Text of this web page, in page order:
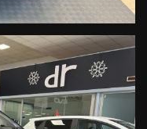
delle Fratte (PG)
a vostro favore.